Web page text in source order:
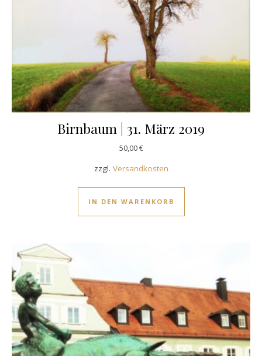
Birnbaum | 31. März 2019
50,00€
zzgl. Versandkosten
IN DEN WARENKORB